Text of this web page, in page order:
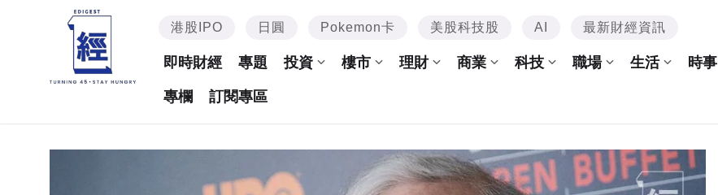
港股IPO 日圓 Pokemon卡 美股科技股 AI 最新財經資訊
即時財經 專題 投資 樓市 理財 商業 科技 職場 生活 時事
專欄 訂閱專區